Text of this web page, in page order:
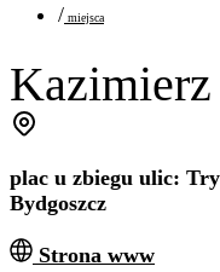
/ miejsca
plac u zbiegu ulic:
Bydgoszcz
Strona www